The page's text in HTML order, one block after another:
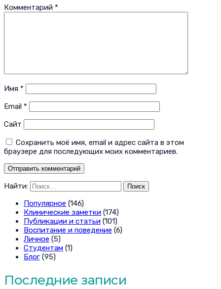
Комментарий *
Имя *
Email *
Сайт
Сохранить моё имя, email и адрес сайта в этом
браузере для последующих моих комментариев.
Найти:
Популярное (146)
Клинические заметки (174)
Публикации и статьи (101)
Воспитание и поведение (6)
Личное (5)
Студентам (1)
Блог (95)
Последние записи